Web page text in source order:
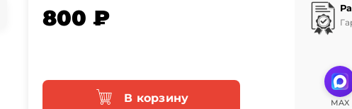
800 ₽
В корзину MAX